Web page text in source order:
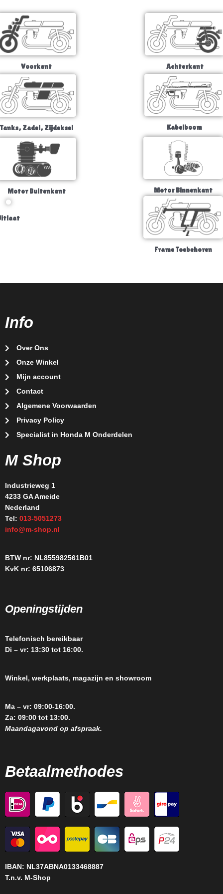
Voorkant Achterkant
Tanks, Zadel, Zijdeksel Kabelboom
Motor Buitenkant Motor Binnenkant
Frame Toebehoren
Info
Over Ons
Onze Winkel
Mijn account
Contact
Algemene Voorwaarden
Privacy Policy
Specialist in Honda M Onderdelen
M Shop
Industrieweg 1
4233 GA Ameide
Nederland
Tel: 013-5051273
info@m-shop.nl
BTW nr: NL855982561B01
KvK nr: 65106873
Openingstijden
Telefonisch bereikbaar
Di – vr: 13:30 tot 16:00.
Winkel, werkplaats, magazijn en showroom
Ma – vr: 09:00-16:00.
Za: 09:00 tot 13:00.
Maandagavond op afspraak.
Betaalmethodes
IBAN: NL37ABNA0133468887
T.n.v. M-Shop